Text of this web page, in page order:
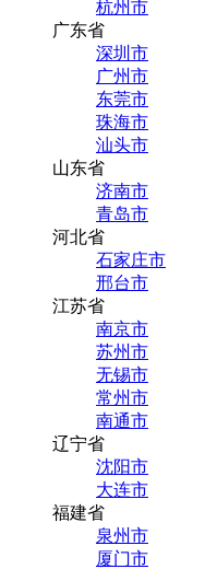
杭州市
广东省
深圳市
广州市
东莞市
珠海市
汕头市
山东省
济南市
青岛市
河北省
石家庄市
邢台市
江苏省
南京市
苏州市
无锡市
常州市
南通市
辽宁省
沈阳市
大连市
福建省
泉州市
厦门市